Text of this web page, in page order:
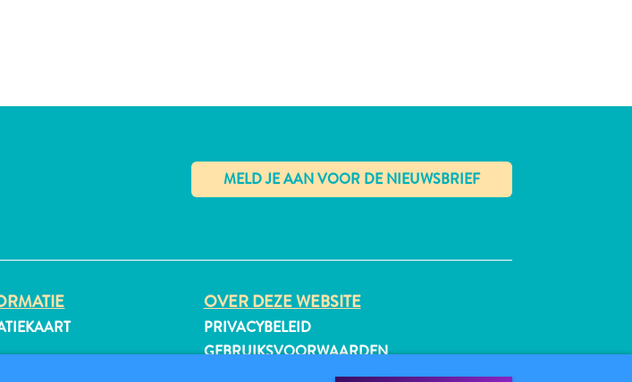
✕
OVER DEZE WEBSITE
PRIVACYBELEID
GEBRUIKSVOORWAARDEN